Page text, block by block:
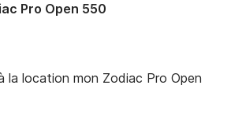
Pro Open 550
la location mon Zodiac Pro Open